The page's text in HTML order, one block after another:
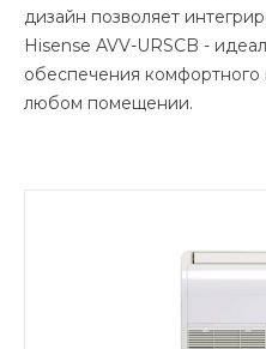
дизайн позволяет
Hisense AVV-URSCB -
обеспечения комфортного
любом помещении.